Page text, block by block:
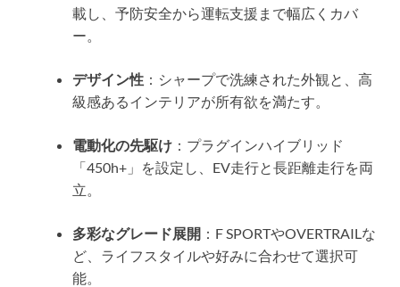
載し、予防安全から運転支援まで幅広くカバ
ー。
デザイン性 ：シャープで洗練された外観と、高
級感あるインテリアが所有欲を満たす。
電動化の先駆け ：プラグインハイブリッド
「450h+」を設定し、EV走行と長距離走行を両
立。
多彩なグレード展開 ：F SPORTやOVERTRAILな
ど、ライフスタイルや好みに合わせて選択可
能。